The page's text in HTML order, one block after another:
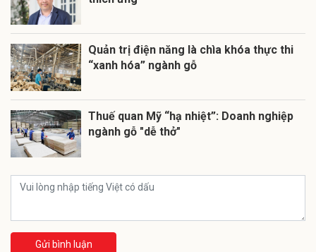
Quản trị điện năng là chìa khóa thực thi
“xanh hóa” ngành gỗ
Thuế quan Mỹ “hạ nhiệt”: Doanh nghiệp
ngành gỗ "dễ thở"
Gửi bình luận